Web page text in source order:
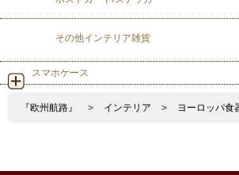
その他インテリア雑貨
スマホケース
『欧州航路』 > インテリア > ヨーロッパ食